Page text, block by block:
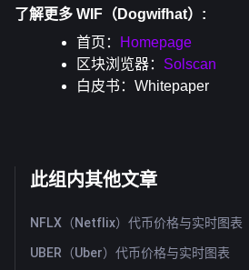
了解更多 WIF（Dogwifhat）:
首页：
Homepage
区块浏览器： Solscan
白皮书： Whitepaper
此组内其他文章
NFLX（Netflix）代币价格与实时图表
UBER（Uber）代币价格与实时图表